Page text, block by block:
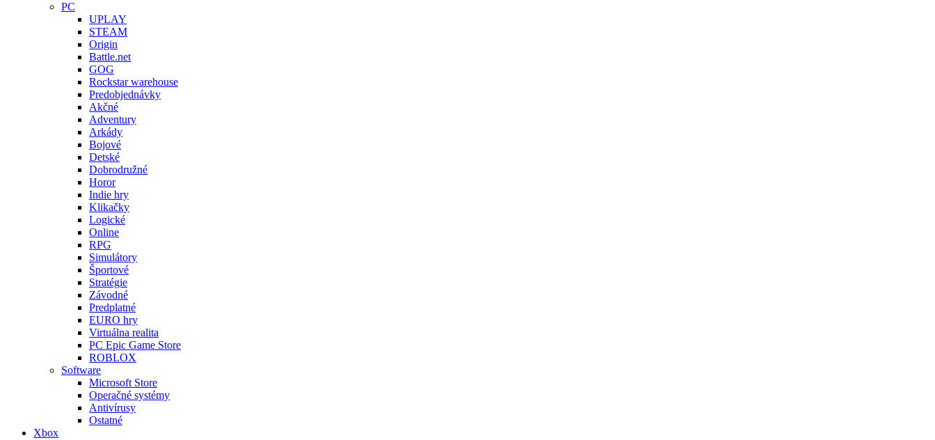
PC
UPLAY
STEAM
Origin
Battle.net
GOG
Rockstar warehouse
Predobjednávky
Akčné
Adventury
Arkády
Bojové
Detské
Dobrodružné
Horor
Indie hry
Klikačky
Logické
Online
RPG
Simulátory
Športové
Stratégie
Závodné
Predplatné
EURO hry
Virtuálna realita
PC Epic Game Store
ROBLOX
Software
Microsoft Store
Operačné systémy
Antivírusy
Ostatné
Xbox